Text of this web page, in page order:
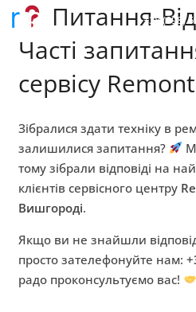
+38 (098)
Питання-
Часті
сервісу
Зібралися здати техніку в
залишилися запитання?
тому зібрали відповіді на
клієнтів сервісного центру
Вишгороді.
Якщо ви не знайшли
просто зателефонуйте нам:
радо проконсультуємо вас!